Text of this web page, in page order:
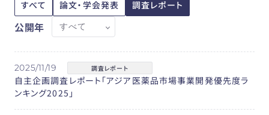
すべて 論文・学会発表 調査レポート
公開年
2025/11/19 調査レポート
自主企画調査レポート「アジア医薬品市場事業開発優先度ラ
ンキング2025」